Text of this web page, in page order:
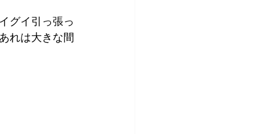
グイ引っ張っ
れは大きな間